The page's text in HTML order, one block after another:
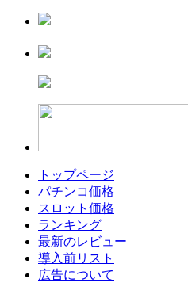
トップページ
パチンコ価格
スロット価格
ランキング
最新のレビュー
導入前リスト
広告について